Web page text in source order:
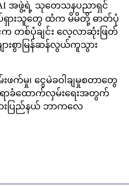
အဖွဲ့ရဲ့ သုတေသနပညာရှင်
ရှားသူတွေ ထံက မိမိတို့ ဓာတ်ပုံ
တစ်ပုံချင်း လေ့လာဆုံးဖြတ်
ားစွာမြန်ဆန်လွယ်ကူသွား
က်မှု၊ ငွေမဲခဝါချမှုစတာတွေ
ာခံထောက်လှမ်းရေးအတွက်
းပြည်နယ် ဘာကလေ